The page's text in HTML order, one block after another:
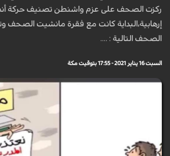
ركزت الصحف على عزم واشنطن تصنيف حركة
إرهابية،البداية كانت مع فقرة مانشيت الصحف
الصحف التالية : ....
السبت 16 يناير 2021 - 17:55 بتوقيت مكة